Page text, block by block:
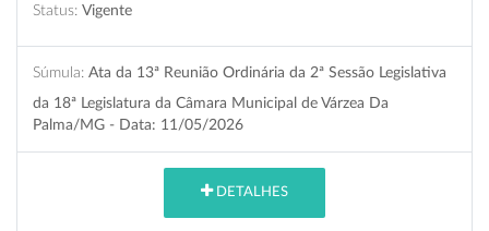
Status: Vigente
Súmula: Ata da 13ª Reunião Ordinária da 2ª Sessão Legislativa
da 18ª Legislatura da Câmara Municipal de Várzea Da
Palma/MG - Data: 11/05/2026
DETALHES